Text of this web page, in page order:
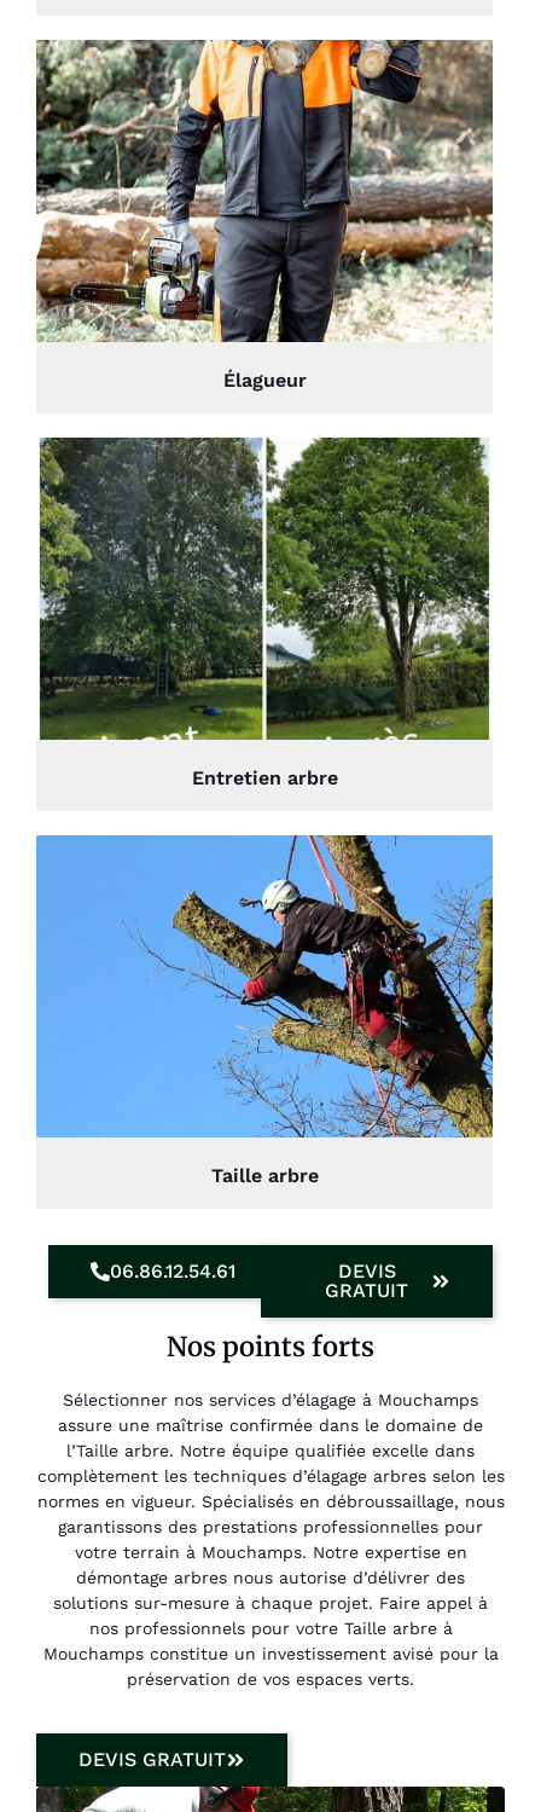
Élagueur
Entretien arbre
Taille arbre
06.86.12.54.61
DEVIS
GRATUIT
Nos points forts
Sélectionner nos services d’élagage à Mouchamps
assure une maîtrise confirmée dans le domaine de
l’Taille arbre. Notre équipe qualifiée excelle dans
complètement les techniques d’élagage arbres selon les
normes en vigueur. Spécialisés en débroussaillage, nous
garantissons des prestations professionnelles pour
votre terrain à Mouchamps. Notre expertise en
démontage arbres nous autorise d’délivrer des
solutions sur-mesure à chaque projet. Faire appel à
nos professionnels pour votre Taille arbre à
Mouchamps constitue un investissement avisé pour la
préservation de vos espaces verts.
DEVIS GRATUIT